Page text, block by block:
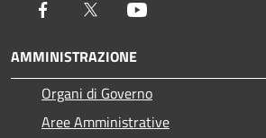
Facebook Twitter
AMMINISTRAZIONE
Organi di Governo
Aree Amministrative